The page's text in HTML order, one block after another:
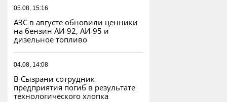
05.08, 15:16
АЗС в августе обновили ценники
на бензин АИ-92, АИ-95 и
дизельное топливо
04.08, 14:08
В Сызрани сотрудник
предприятия погиб в результате
технологического хлопка